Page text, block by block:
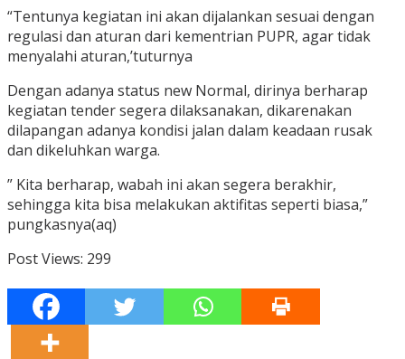
“Tentunya kegiatan ini akan dijalankan sesuai dengan
regulasi dan aturan dari kementrian PUPR, agar tidak
menyalahi aturan,’tuturnya
Dengan adanya status new Normal, dirinya berharap
kegiatan tender segera dilaksanakan, dikarenakan
dilapangan adanya kondisi jalan dalam keadaan rusak
dan dikeluhkan warga.
” Kita berharap, wabah ini akan segera berakhir,
sehingga kita bisa melakukan aktifitas seperti biasa,”
pungkasnya(aq)
Post Views: 299